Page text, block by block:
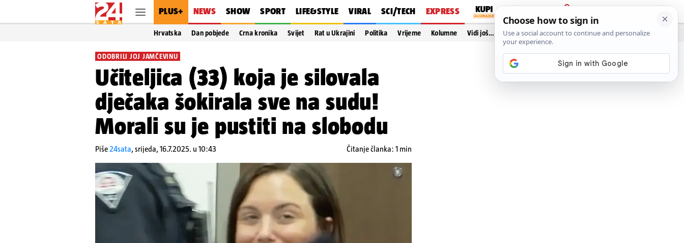
PLUS+ NEWS SHOW SPORT LIFE&STYLE VIRAL SCI/TECH EXPRESS
PRIJAVA
Hrvatska Dan pobjede Crna kronika Svijet Rat u Ukrajini Politika Vrijeme Kolumne Vidi još…
ODOBRILI JOJ JAMČEVINU
Učiteljica (33) koja je silovala
dječaka šokirala sve na sudu!
Morali su je pustiti na slobodu
Piše24sata,srijeda, 16.7.2025. u 10:43 Čitanje članka: 1 min